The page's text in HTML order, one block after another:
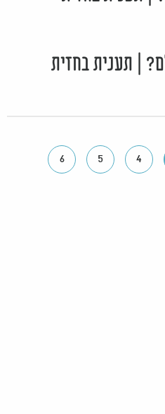
| תענית בחזית
4
5
6